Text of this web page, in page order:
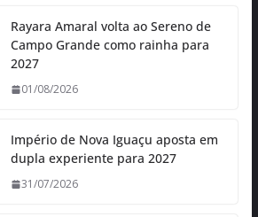
Rayara Amaral volta ao Sereno de
Campo Grande como rainha para
2027
01/08/2026
Império de Nova Iguaçu aposta em
dupla experiente para 2027
31/07/2026